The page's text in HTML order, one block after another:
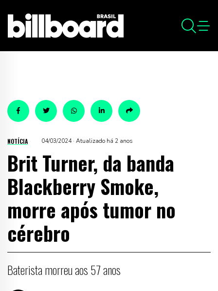
NOTÍCIA 04/03/2024 · Atualizado há 2 anos
Brit Turner, da banda
Blackberry Smoke,
morre após tumor no
cérebro
Baterista morreu aos 57 anos